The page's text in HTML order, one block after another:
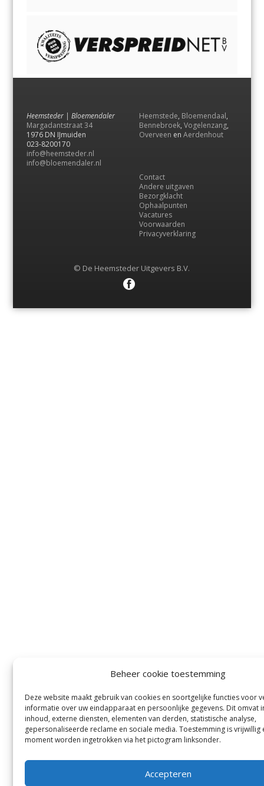
Beheer cookie toestemming
Deze website maakt gebruik van cookies en soortgelijke functies voor
informatie over uw eindapparaat en persoonlijke gegevens. Dit omvat
inhoud, externe diensten, elementen van derden, statistische analyse,
gepersonaliseerde reclame en sociale media. Toestemming is vrijwillig
moment worden ingetrokken via het pictogram linksonder.
Accepteren
Heemsteder | Bloemendaler
Margadantstraat 34
1976 DN IJmuiden
023-8200170
info@heemsteder.nl
info@bloemendaler.nl
Heemstede, Bloemendaal,
Bennebroek, Vogelenzang,
Overveen en Aerdenhout
Contact
Andere uitgaven
Bezorgklacht
Ophaalpunten
Vacatures
Voorwaarden
Privacyverklaring
© De Heemsteder Uitgevers B.V.